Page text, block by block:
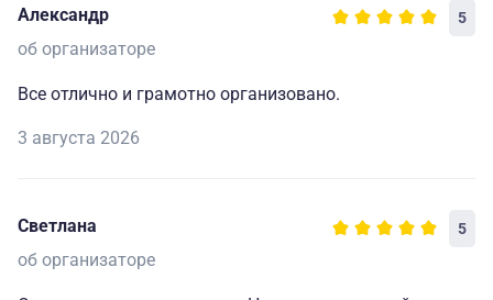
Александр 5
об организаторе
Все отлично и грамотно организовано.
3 августа 2026
Светлана 5
об организаторе